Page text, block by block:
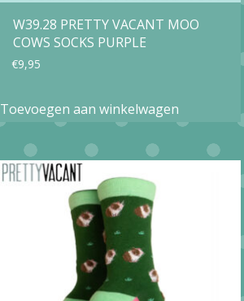
W39.28 PRETTY VACANT MOO
COWS SOCKS PURPLE
€9,95
Toevoegen aan winkelwagen